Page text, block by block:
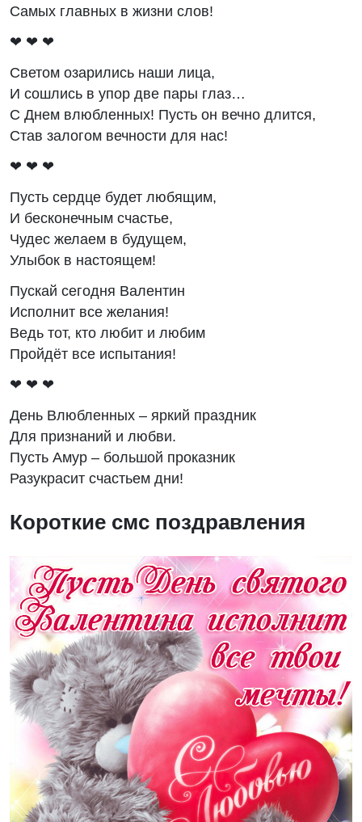
Самых главных в жизни слов!
❤ ❤ ❤
Светом озарились наши лица,
И сошлись в упор две пары глаз…
С Днем влюбленных! Пусть он вечно длится,
Став залогом вечности для нас!
❤ ❤ ❤
Пусть сердце будет любящим,
И бесконечным счастье,
Чудес желаем в будущем,
Улыбок в настоящем!
Пускай сегодня Валентин
Исполнит все желания!
Ведь тот, кто любит и любим
Пройдёт все испытания!
❤ ❤ ❤
День Влюбленных – яркий праздник
Для признаний и любви.
Пусть Амур – большой проказник
Разукрасит счастьем дни!
Короткие смс поздравления